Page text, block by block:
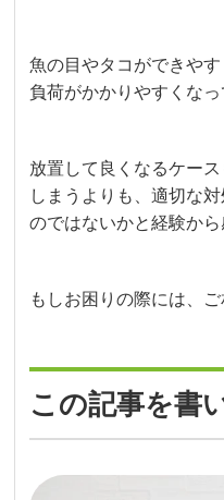
魚の目やタコができや
負荷がかかりやすくなっ
放置して良くなるケー
しまうよりも、適切な
のではないかと経験から
もしお困りの際には、
この記事を書